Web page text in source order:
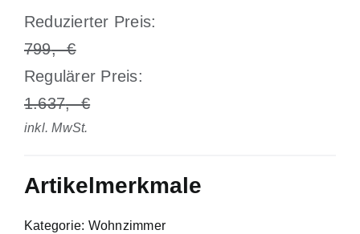
Reduzierter Preis:
799
Regulärer Preis:
1.637
inkl. MwSt.
Artikelmerkmale
Kategorie: Wohnzimmer